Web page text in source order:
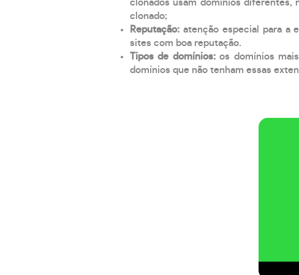
clonados usam domínios diferentes,
clonado;
Reputação: atenção especial para a
sites com boa reputação.
Tipos de domínios:os domínios
domínios que não tenham essas